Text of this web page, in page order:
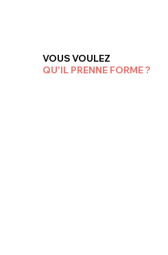
VOUS VOULEZ
QU'IL PRENNE FORME ?